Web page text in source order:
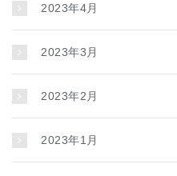
2023年4月
2023年3月
2023年2月
2023年1月